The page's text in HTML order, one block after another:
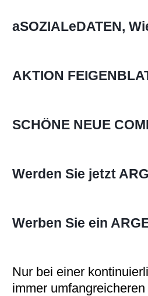
aSOZIALeDATEN,
AKTION
SCHÖNE NEUE
Werden Sie jetzt
Werben Sie ein
Nur bei einer
immer